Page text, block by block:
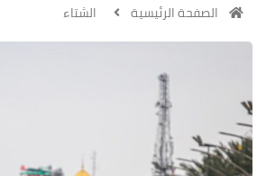
الصفحة الرئيسية الشتاء